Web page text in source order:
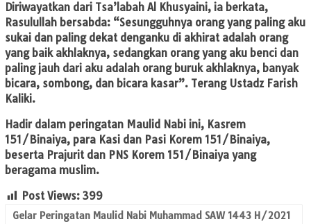
Diriwayatkan dari Tsa’labah Al Khusyaini, ia berkata,
Rasulullah bersabda: “Sesungguhnya orang yang paling aku
sukai dan paling dekat denganku di akhirat adalah orang
yang baik akhlaknya, sedangkan orang yang aku benci dan
paling jauh dari aku adalah orang buruk akhlaknya, banyak
bicara, sombong, dan bicara kasar”. Terang Ustadz Farish
Kaliki.
Hadir dalam peringatan Maulid Nabi ini, Kasrem
151/Binaiya, para Kasi dan Pasi Korem 151/Binaiya,
beserta Prajurit dan PNS Korem 151/Binaiya yang
beragama muslim.
Post Views: 399
Gelar Peringatan Maulid Nabi Muhammad SAW 1443 H/2021